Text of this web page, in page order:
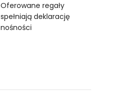
Oferowane regały
spełniają deklarację
nośności